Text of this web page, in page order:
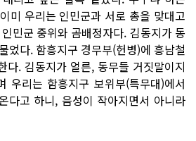
미 우리는 인민군과 서로 총을 맞대고
민군 중위와 곰배정자다. 김동지가 동
었다. 함흥지구 경무부(헌병)에 흥남철
다. 김동지가 얼른, 동무들 거짓말이지
우리는 함흥지구 보위부(특무대)에서
다고 하니, 음성이 작아지면서 아니라